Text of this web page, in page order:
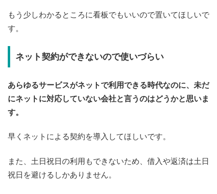
もう少しわかるところに看板でもいいので置いてほしいで
す。
ネット契約ができないので使いづらい
あらゆるサービスがネットで利用できる時代なのに、未だ
にネットに対応していない会社と言うのはどうかと思いま
す。
早くネットによる契約を導入してほしいです。
また、土日祝日の利用もできないため、借入や返済は土日
祝日を避けるしかありません。